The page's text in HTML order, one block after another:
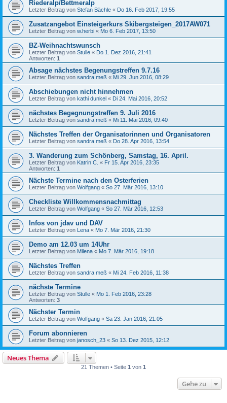
Riederalp/Bettmeralp
Letzter Beitrag von Stefan Bächle « Do 16. Feb 2017, 19:55
Zusatzangebot Einsteigerkurs Skibergsteigen_2017AW071
Letzter Beitrag von w.herbi « Mo 6. Feb 2017, 13:50
BZ-Weihnachtswunsch
Letzter Beitrag von Stulle « Do 1. Dez 2016, 21:41
Antworten: 1
Absage nächstes Begenungstreffen 9.7.16
Letzter Beitrag von sandra meß « Mi 29. Jun 2016, 08:29
Abschiebungen nicht hinnehmen
Letzter Beitrag von kathi dunkel « Di 24. Mai 2016, 20:52
nächstes Begegnungstreffen 9. Juli 2016
Letzter Beitrag von sandra meß « Mi 11. Mai 2016, 09:40
Nächstes Treffen der Organisatorinnen und Organisatoren
Letzter Beitrag von sandra meß « Do 28. Apr 2016, 13:54
3. Wanderung zum Schönberg, Samstag, 16. April.
Letzter Beitrag von Katrin C. « Fr 15. Apr 2016, 23:35
Antworten: 1
Nächste Termine nach den Osterferien
Letzter Beitrag von Wolfgang « So 27. Mär 2016, 13:10
Checkliste Willkommensnachmittag
Letzter Beitrag von Wolfgang « So 27. Mär 2016, 12:53
Infos von jdav und DAV
Letzter Beitrag von Lena « Mo 7. Mär 2016, 21:30
Demo am 12.03 um 14Uhr
Letzter Beitrag von Milena « Mo 7. Mär 2016, 19:18
Nächstes Treffen
Letzter Beitrag von sandra meß « Mi 24. Feb 2016, 11:38
nächste Termine
Letzter Beitrag von Stulle « Mo 1. Feb 2016, 23:28
Antworten: 3
Nächster Termin
Letzter Beitrag von Wolfgang « Sa 23. Jan 2016, 21:05
Forum abonnieren
Letzter Beitrag von janosch_23 « So 13. Dez 2015, 12:12
Neues Thema
21 Themen • Seite 1 von 1
Gehe zu